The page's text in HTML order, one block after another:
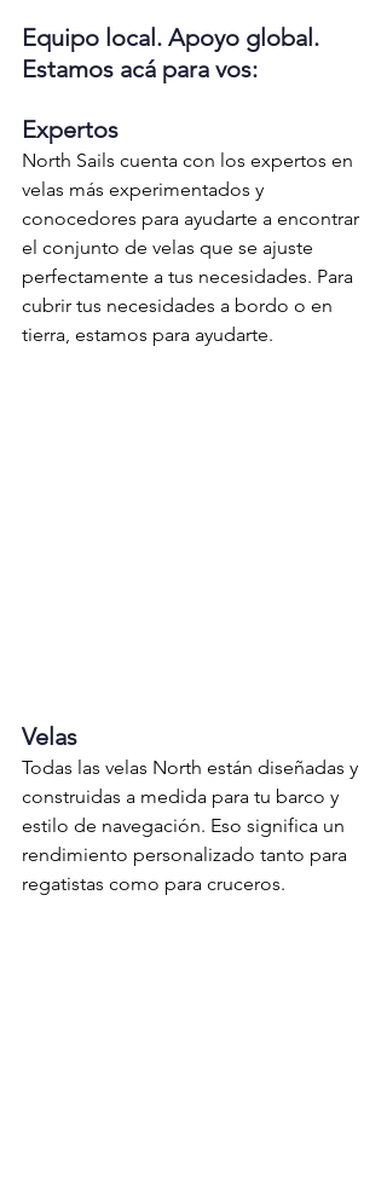
Equipo local. Apoyo global.
Estamos acá para vos:
Expertos
North Sails cuenta con los expertos en
velas más experimentados y
conocedores para ayudarte a encontrar
el conjunto de velas que se ajuste
perfectamente a tus necesidades. Para
cubrir tus necesidades a bordo o en
tierra, estamos para ayudarte.
Velas
Todas las velas North están diseñadas y
construidas a medida para tu barco y
estilo de navegación. Eso significa un
rendimiento personalizado tanto para
regatistas como para cruceros.